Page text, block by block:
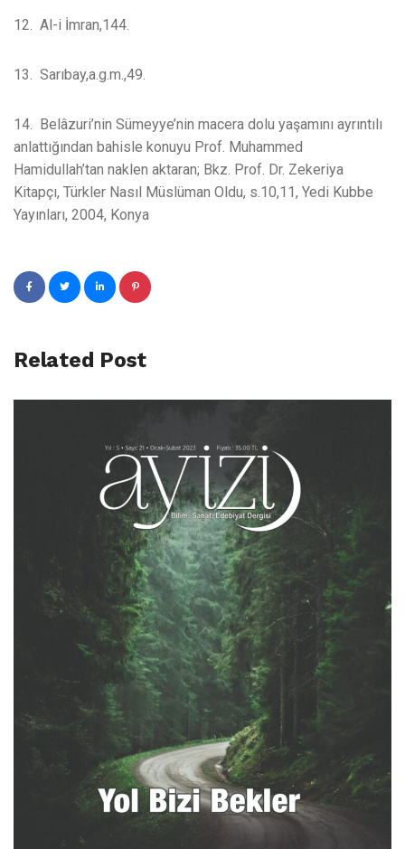
12. Al-i İmran,144.
13. Sarıbay,a.g.m.,49.
14. Belâzuri’nin Sümeyye’nin macera dolu yaşamını ayrıntılı
anlattığından bahisle konuyu Prof. Muhammed
Hamidullah’tan naklen aktaran; Bkz. Prof. Dr. Zekeriya
Kitapçı, Türkler Nasıl Müslüman Oldu, s.10,11, Yedi Kubbe
Yayınları, 2004, Konya
Related Post